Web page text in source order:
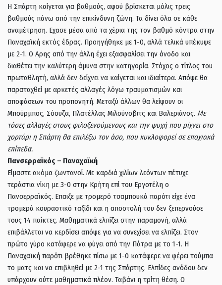
Η Σπάρτη καίγεται για βαθμούς, αφού βρίσκεται μόλις τρεις
βαθμούς πάνω από την επικίνδυνη ζώνη. Τα δίνει όλα σε κάθε
αναμέτρηση. Εχασε μέσα από τα χέρια της τον βαθμό κόντρα στην
Παναχαϊκή εκτός έδρας. Προηγήθηκε με 1-0, αλλά τελικά υπέκυψε
με 2-1. Ο Αρης από την άλλη έχει εξασφαλίσει την άνοδο και
διαθέτει την καλύτερη άμυνα στην κατηγορία. Στόχος ο τίτλος του
πρωταθλητή, αλλά δεν δείχνει να καίγεται και ιδιαίτερα. Απόψε θα
παραταχθεί με αρκετές αλλαγές λόγω τραυματισμών και
αποφάσεων του προπονητή. Μεταξύ άλλων θα λείψουν οι
Μπούρμπος, Σόουζα, Πλατέλλας Μιλούνοβιτς και Βαλεριάνος. Με
τόσες αλλαγές στους φιλοξενούμενους και την ψυχή που ρίχνει στο
χορτάρι η Σπάρτη θα επιλέξω τον άσο, που κυκλοφορεί σε εποχιακά
επίπεδα.
Πανσερραϊκός – Παναχαϊκή
Είμαστε ακόμα ζωντανοί. Με καρδιά χιλίων λεόντων πέτυχε
τεράστια νίκη με 3-0 στην Κρήτη επί του Εργοτέλη ο
Πανσερραϊκός. Επαιξε με τρομερό τσαμπουκά παρότι είχε ένα
τρομερά κουραστικό ταξίδι και η αποστολή του δεν ξεπερνούσε
τους 14 παίκτες. Μαθηματικά ελπίζει στην παραμονή, αλλά
επιβάλλεται να κερδίσει απόψε για να συνεχίσει να ελπίζει. Στον
πρώτο γύρο κατάφερε να φύγει από την Πάτρα με το 1-1. Η
Παναχαϊκή παρότι βρέθηκε πίσω με 1-0 κατάφερε να φέρει τούμπα
το ματς και να επιβληθεί με 2-1 της Σπάρτης. Ελπίδες ανόδου δεν
υπάρχουν ούτε μαθηματικά πλέον. Ταβάνι η τρίτη θέση. Ο